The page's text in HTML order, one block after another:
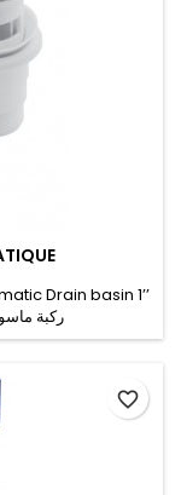
Drain basin 1’’
1/4 ركبة
favorite_border